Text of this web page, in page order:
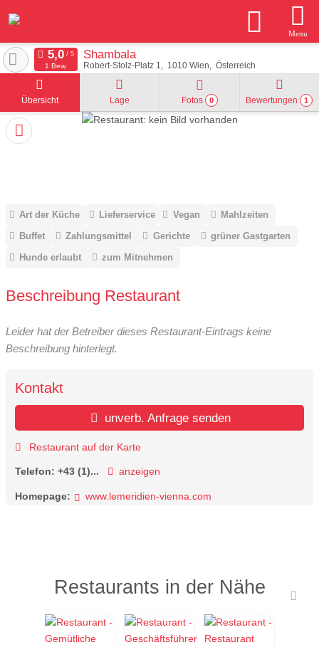
Menu
Shambala
Robert-Stolz-Platz 1 1010 Wien Österreich
1 Bew.
Übersicht Lage Fotos 0 Bewertungen 1
Art der Küche Lieferservice Vegan
Mahlzeiten
Buffet
Zahlungsmittel Gerichte
grüner Gastgarten
Hunde erlaubt
zum Mitnehmen
Beschreibung Restaurant
Leider hat der Betreiber dieses Restaurant-Eintrags keine
Beschreibung hinterlegt.
Kontakt
unverb. Anfrage senden
Restaurant auf der Karte
Telefon: +43 (1)... anzeigen
Homepage: www.lemeridien-vienna.com
Restaurants in der Nähe